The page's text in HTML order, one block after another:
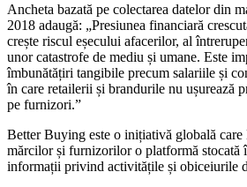
Ancheta bazată pe colectarea datelor din
2018 adaugă: „Presiunea financiară
crește riscul eșecului afacerilor, al
unor catastrofe de mediu și umane. Este
îmbunătățiri tangibile precum salariile și
în care retailerii și brandurile nu ușurează
pe furnizori.”
Better Buying este o inițiativă globală care
mărcilor și furnizorilor o platformă stocată
informații privind activitățile și obiceiurile